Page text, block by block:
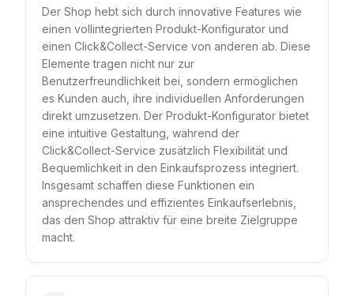
Der Shop hebt sich durch innovative Features wie
einen vollintegrierten Produkt-Konfigurator und
einen Click&Collect-Service von anderen ab. Diese
Elemente tragen nicht nur zur
Benutzerfreundlichkeit bei, sondern ermöglichen
es Kunden auch, ihre individuellen Anforderungen
direkt umzusetzen. Der Produkt-Konfigurator bietet
eine intuitive Gestaltung, während der
Click&Collect-Service zusätzlich Flexibilität und
Bequemlichkeit in den Einkaufsprozess integriert.
Insgesamt schaffen diese Funktionen ein
ansprechendes und effizientes Einkaufserlebnis,
das den Shop attraktiv für eine breite Zielgruppe
macht.